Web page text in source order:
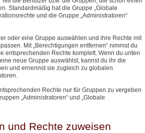
Standardmäßig hat die Gruppe „Globale
und die Gruppe „Administratoren“
oder eine Gruppe auswählen und ihre Rechte mit
Mit „Berechtigungen entfernen“ nimmst du
entsprechenden Rechte komplett. Wenn du unten
neue Gruppe auswählst, kannst du ihr die
und ernennst sie zugleich zu globalen
Rechte nur für Gruppen zu vergeben
„Administratoren“ und „Globale
und Rechte zuweisen